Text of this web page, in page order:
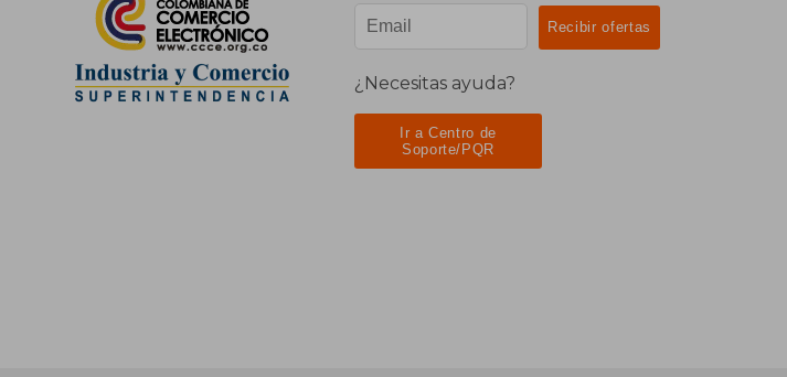
¿Necesitas ayuda?
Ir a Centro de
Soporte/PQR